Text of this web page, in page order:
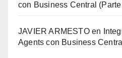
con Business Central
JAVIER ARMESTOen
Agents con Business